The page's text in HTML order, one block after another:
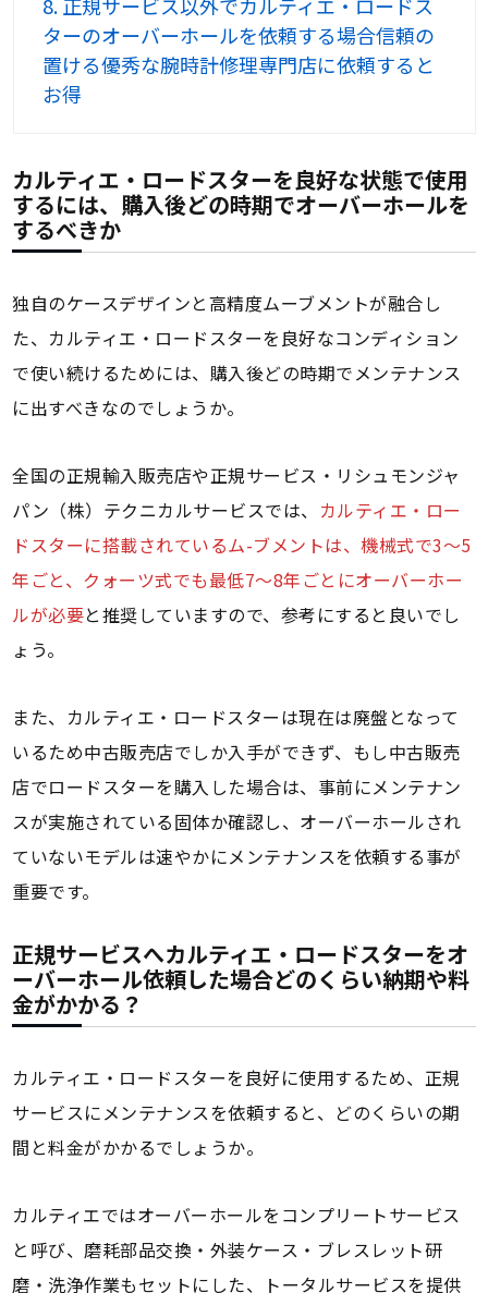
8.正規サービス以外でカルティエ・ロードス
ターのオーバーホールを依頼する場合信頼の
置ける優秀な腕時計修理専門店に依頼すると
お得
カルティエ・ロードスターを良好な状態で使用
するには、購入後どの時期でオーバーホールを
するべきか
独自のケースデザインと高精度ムーブメントが融合し
た、カルティエ・ロードスターを良好なコンディション
で使い続けるためには、購入後どの時期でメンテナンス
に出すべきなのでしょうか。
全国の正規輸入販売店や正規サービス・リシュモンジャ
パン（株）テクニカルサービスでは、 カルティエ・ロー
ドスターに搭載されているム-ブメントは、機械式で3～5
年ごと、クォーツ式でも最低7～8年ごとにオーバーホー
ルが必要と推奨していますので、参考にすると良いでし
ょう。
また、カルティエ・ロードスターは現在は廃盤となって
いるため中古販売店でしか入手ができず、もし中古販売
店でロードスターを購入した場合は、事前にメンテナン
スが実施されている固体か確認し、オーバーホールされ
ていないモデルは速やかにメンテナンスを依頼する事が
重要です。
正規サービスへカルティエ・ロードスターをオ
ーバーホール依頼した場合どのくらい納期や料
金がかかる？
カルティエ・ロードスターを良好に使用するため、正規
サービスにメンテナンスを依頼すると、どのくらいの期
間と料金がかかるでしょうか。
カルティエではオーバーホールをコンプリートサービス
と呼び、磨耗部品交換・外装ケース・ブレスレット研
磨・洗浄作業もセットにした、トータルサービスを提供